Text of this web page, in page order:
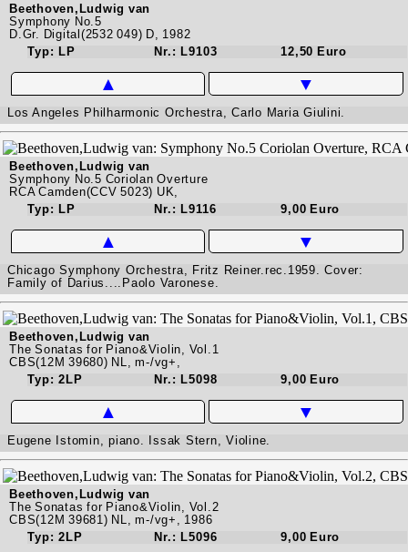
Beethoven,Ludwig van
Symphony No.5
D.Gr. Digital(2532 049) D, 1982
Typ: LP
Nr.: L9103 12,50 Euro
▲ ▼
Los Angeles Philharmonic Orchestra, Carlo Maria Giulini.
Beethoven,Ludwig van
Symphony No.5 Coriolan Overture
RCA Camden(CCV 5023) UK,
Typ: LP
Nr.: L9116 9,00 Euro
▲ ▼
Chicago Symphony Orchestra, Fritz Reiner.rec.1959. Cover:
Family of Darius....Paolo Varonese.
Beethoven,Ludwig van
The Sonatas for Piano&Violin, Vol.1
CBS(12M 39680) NL, m-/vg+,
Typ: 2LP
Nr.: L5098 9,00 Euro
▲ ▼
Eugene Istomin, piano. Issak Stern, Violine.
Beethoven,Ludwig van
The Sonatas for Piano&Violin, Vol.2
CBS(12M 39681) NL, m-/vg+, 1986
Typ: 2LP
Nr.: L5096 9,00 Euro